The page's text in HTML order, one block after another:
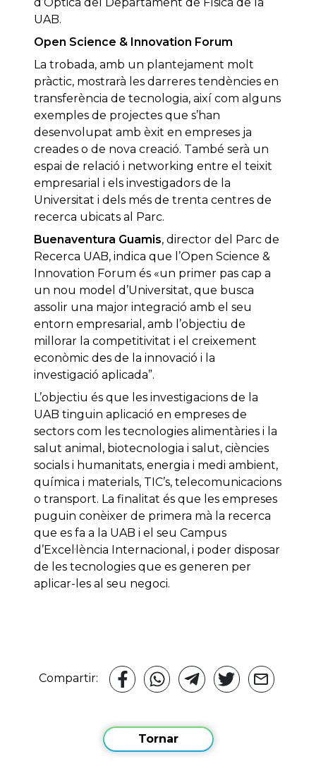
UAB.
Open Science & Innovation Forum
La trobada, amb un plantejament molt
pràctic, mostrarà les darreres tendències en
transferència de tecnologia, així com alguns
exemples de projectes que s’han
desenvolupat amb èxit en empreses ja
creades o de nova creació. També serà un
espai de relació i networking entre el teixit
empresarial i els investigadors de la
Universitat i dels més de trenta centres de
recerca ubicats al Parc.
Buenaventura Guamis, director del Parc de
Recerca UAB, indica que l’Open Science &
Innovation Forum és «un primer pas cap a
un nou model d’Universitat, que busca
assolir una major integració amb el seu
entorn empresarial, amb l’objectiu de
millorar la competitivitat i el creixement
econòmic des de la innovació i la
investigació aplicada”.
L’objectiu és que les investigacions de la
UAB tinguin aplicació en empreses de
sectors com les tecnologies alimentàries i la
salut animal, biotecnologia i salut, ciències
socials i humanitats, energia i medi ambient,
química i materials, TIC’s, telecomunicacions
o transport. La finalitat és que les empreses
puguin conèixer de primera mà la recerca
que es fa a la UAB i el seu Campus
d’Excel·lència Internacional, i poder disposar
de les tecnologies que es generen per
aplicar-les al seu negoci.
Compartir:
Tornar